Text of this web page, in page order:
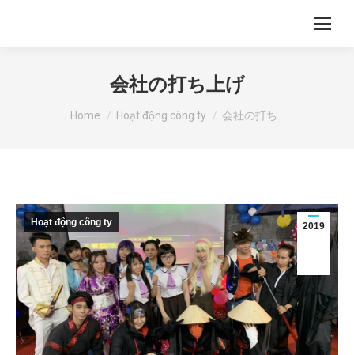
会社の打ち上げ
You are here:
Home Hoạt động công ty 会社の打ち…
2019
Hoạt động công ty